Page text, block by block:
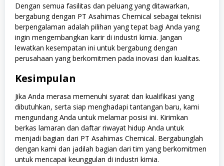
Dengan semua fasilitas dan peluang yang ditawarkan,
bergabung dengan PT Asahimas Chemical sebagai teknisi
berpengalaman adalah pilihan yang tepat bagi Anda yang
ingin mengembangkan karir di industri kimia. Jangan
lewatkan kesempatan ini untuk bergabung dengan
perusahaan yang berkomitmen pada inovasi dan kualitas.
Kesimpulan
Jika Anda merasa memenuhi syarat dan kualifikasi yang
dibutuhkan, serta siap menghadapi tantangan baru, kami
mengundang Anda untuk melamar posisi ini. Kirimkan
berkas lamaran dan daftar riwayat hidup Anda untuk
menjadi bagian dari PT Asahimas Chemical. Bergabunglah
dengan kami dan jadilah bagian dari tim yang berkomitmen
untuk mencapai keunggulan di industri kimia.